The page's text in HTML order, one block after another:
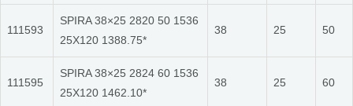
111593
SPIRA 38×25 2820 50 1536
25X120 1388.75*
38 25 50
111595
SPIRA 38×25 2824 60 1536
25X120 1462.10*
38 25 60